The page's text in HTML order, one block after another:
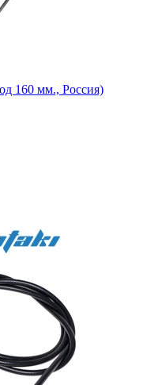
160 мм., Россия)